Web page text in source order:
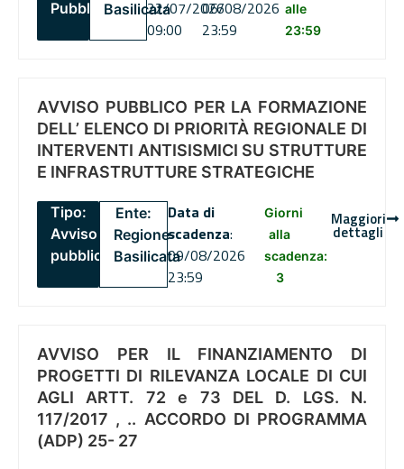
PubblicoBasilicata22/07/2026
09:00
06/08/2026
23:59
alle
23:59
AVVISO PUBBLICO PER LA FORMAZIONE
DELL’ ELENCO DI PRIORITÀ REGIONALE DI
INTERVENTI ANTISISMICI SU STRUTTURE
E INFRASTRUTTURE STRATEGICHE
Tipo:
Avviso
pubblico
Ente:
Regione
Basilicata
Data di
scadenza:
09/08/2026
23:59
Giorni
alla
scadenza:
3
Maggiori
dettagli
AVVISO PER IL FINANZIAMENTO DI
PROGETTI DI RILEVANZA LOCALE DI CUI
AGLI ARTT. 72 e 73 DEL D. LGS. N.
117/2017 , .. ACCORDO DI PROGRAMMA
(ADP) 25- 27